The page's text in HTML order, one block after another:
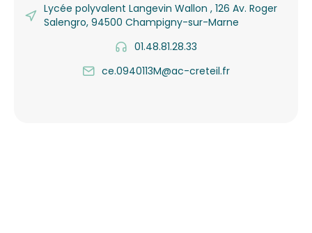
Lycée polyvalent Langevin Wallon , 126 Av. Roger
Salengro, 94500 Champigny-sur-Marne
01.48.81.28.33
ce.0940113M@ac-creteil.fr